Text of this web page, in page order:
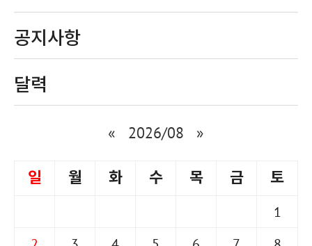
공지사항
달력
« 2026/08 »
일 월 화 수 목 금 토
1